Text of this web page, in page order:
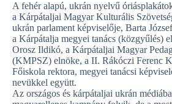
A fehér alapú, ukrán nyelvű
a Kárpátaljai Magyar Kulturális
ukrán parlament képviselője, Barta
a Kárpátalja megyei tanács (közgyűlés)
Orosz Ildikó, a Kárpátaljai Magyar
(KMPSZ) elnöke, a II. Rákóczi Ferenc
Főiskola rektora, megyei tanácsi
nevükkel együtt.
Az országos és kárpátaljai ukrán